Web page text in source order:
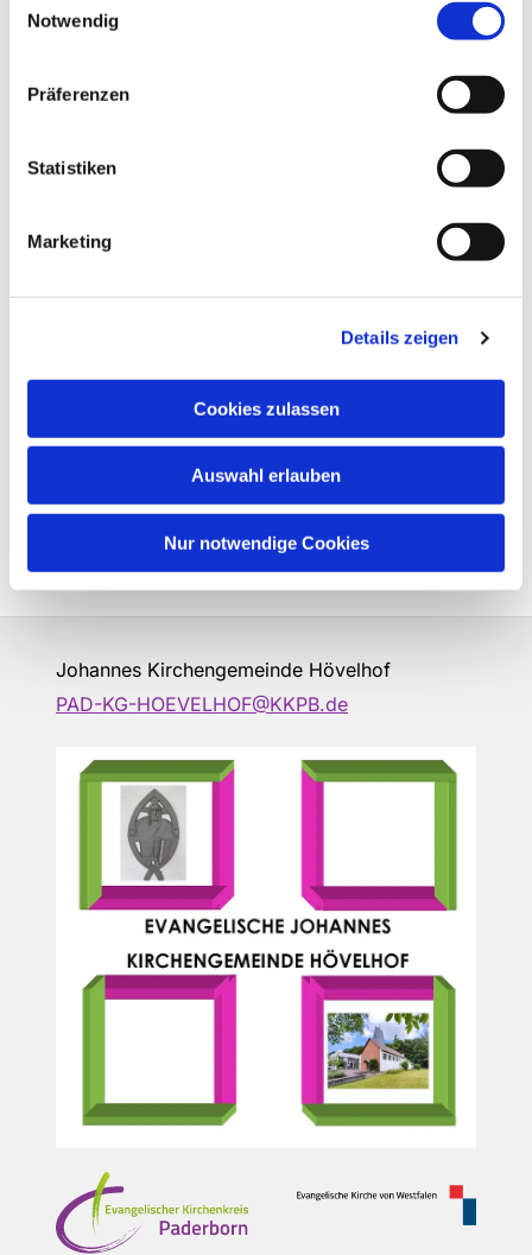
Notwendig
Präferenzen
Statistiken
Marketing
Details zeigen
Cookies zulassen
Auswahl erlauben
Nur notwendige Cookies
Johannes Kirchengemeinde Hövelhof
PAD-KG-HOEVELHOF@KKPB.de